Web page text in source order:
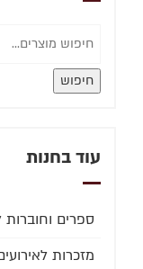
חיפוש
עוד בחנות
ספרים וחוברות
מזכרות